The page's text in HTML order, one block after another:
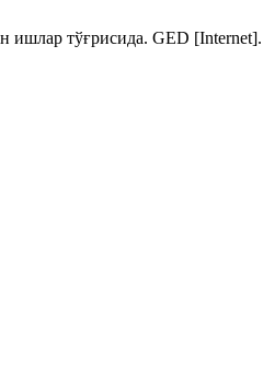
тўғрисида. GED